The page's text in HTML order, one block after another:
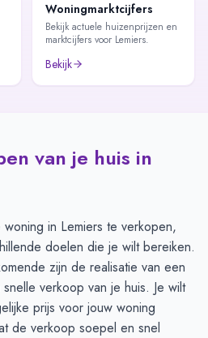
Woningmarktcijfers
Bekijk actuele huizenprijzen en
marktcijfers voor Lemiers.
Bekijk
van je huis in
in Lemiers te verkopen,
doelen die je wilt bereiken.
zijn de realisatie van een
verkoop van je huis. Je wilt
prijs voor jouw woning
de verkoop soepel en snel